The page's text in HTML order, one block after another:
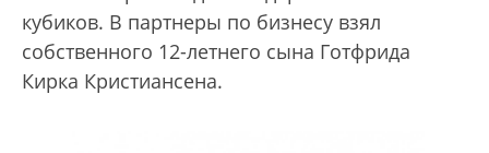
кубиков. В партнеры по бизнесу взял
собственного 12-летнего сына Готфрида
Кирка Кристиансена.